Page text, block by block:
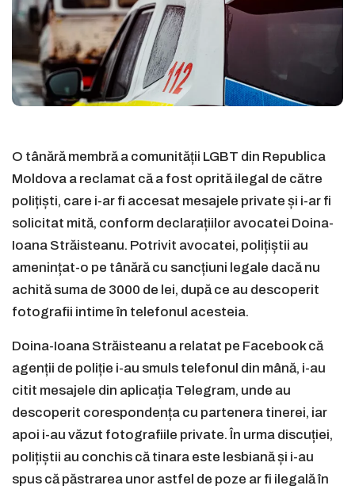
O tânără membră a comunității LGBT din Republica
Moldova a reclamat că a fost oprită ilegal de către
polițiști, care i-ar fi accesat mesajele private și i-ar fi
solicitat mită, conform declarațiilor avocatei Doina-
Ioana Străisteanu. Potrivit avocatei, polițiștii au
amenințat-o pe tânără cu sancțiuni legale dacă nu
achită suma de 3000 de lei, după ce au descoperit
fotografii intime în telefonul acesteia.
Doina-Ioana Străisteanu a relatat pe Facebook că
agenții de poliție i-au smuls telefonul din mână, i-au
citit mesajele din aplicația Telegram, unde au
descoperit corespondența cu partenera tinerei, iar
apoi i-au văzut fotografiile private. În urma discuției,
polițiștii au conchis că tinara este lesbiană și i-au
spus că păstrarea unor astfel de poze ar fi ilegală în